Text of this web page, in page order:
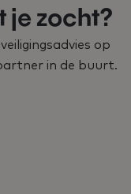
je zocht?
op
in de buurt.